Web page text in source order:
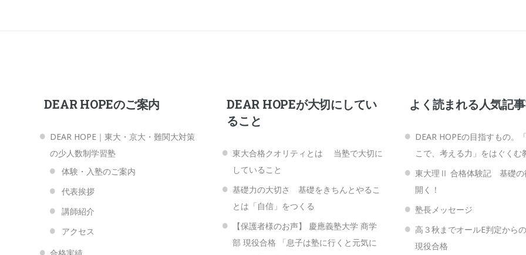
DEAR HOPEのご案内
DEAR HOPE｜東大・京大・難関大対策
の少人数制学習塾
体験・入塾のご案内
代表挨拶
講師紹介
アクセス
DEAR HOPEが大切にしてい
ること
東大合格クオリティとは 当塾で大切に
していること
基礎力の大切さ 基礎をきちんとやるこ
とは「自信」をつくる
【保護者様のお声】 慶應義塾大学 商学
部 現役合格 「息子は塾に行くと元気に
よく読まれる人気記
DEAR HOPEの目指すもの。
こで、考える力」をはぐくむ
東大理Ⅱ 合格体験記 基礎の
開く！
塾長メッセージ
高３秋までオールE判定から
現役合格